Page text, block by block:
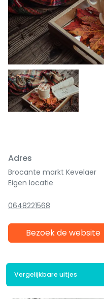
Adres
Brocante markt Kevelaer
Eigen locatie
0648221568
Bezoek de website
Vergelijkbare uitjes